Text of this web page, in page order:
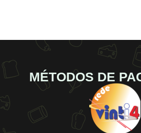
options
may
be
chosen
product
MÉTODOS DE